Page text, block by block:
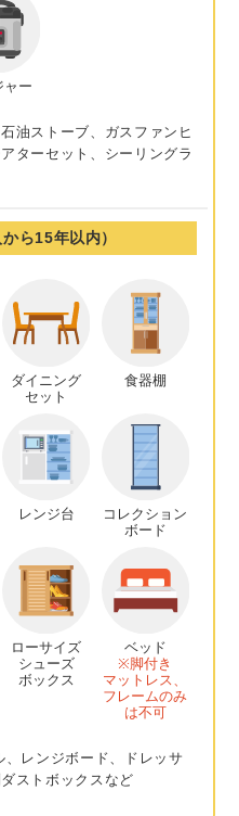
ャー
油ストーブ、ガスファンヒ
ターセット、シーリングラ
ら15年以内）
ダイニング
セット
食器棚
レンジ台
コレクション
ボード
ローサイズ
シューズ
ボックス
ベッド
※脚付き
マットレス、
フレームのみ
は不可
レンジボード、ドレッサ
ストボックスなど